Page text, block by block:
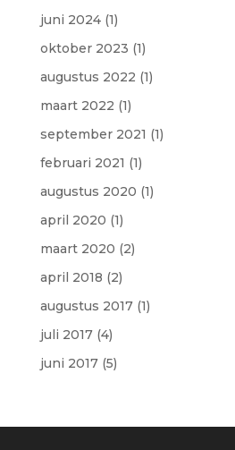
juni 2024(1)
oktober 2023 (1)
augustus 2022 (1)
maart 2022 (1)
september 2021 (1)
februari 2021 (1)
augustus 2020 (1)
april 2020 (1)
maart 2020 (2)
april 2018 (2)
augustus 2017(1)
juli 2017(4)
juni 2017(5)